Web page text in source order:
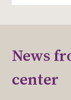
News
center